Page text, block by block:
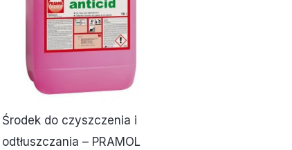
Środek do czyszczenia i
odtłuszczania – PRAMOL